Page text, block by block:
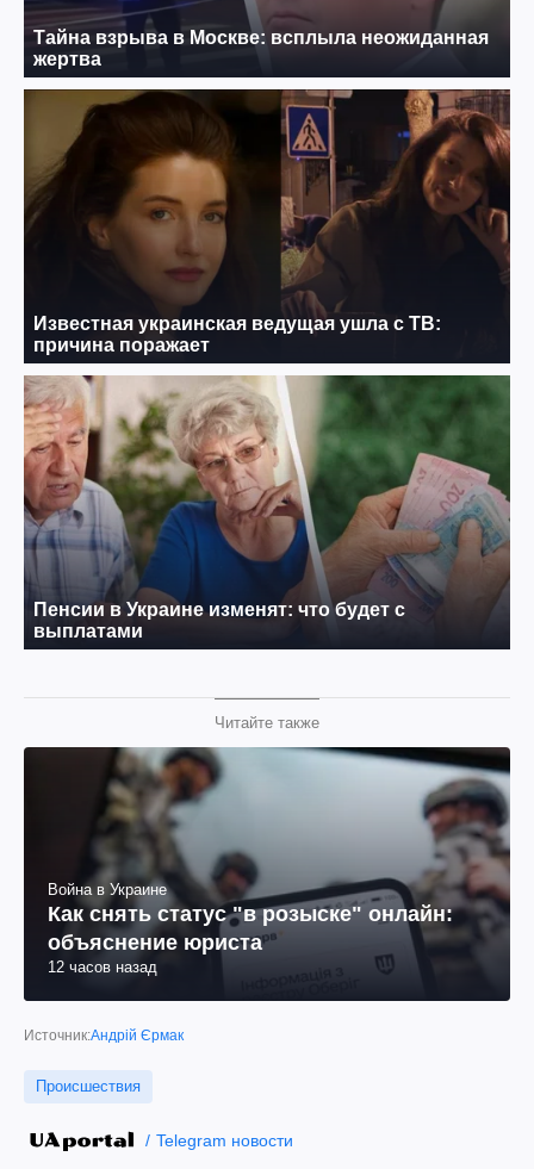
Читайте также
Война в Украине
Как снять статус "в розыске" онлайн:
объяснение юриста
12 часов назад
Источник:Андрій Єрмак
Происшествия
Telegram новости